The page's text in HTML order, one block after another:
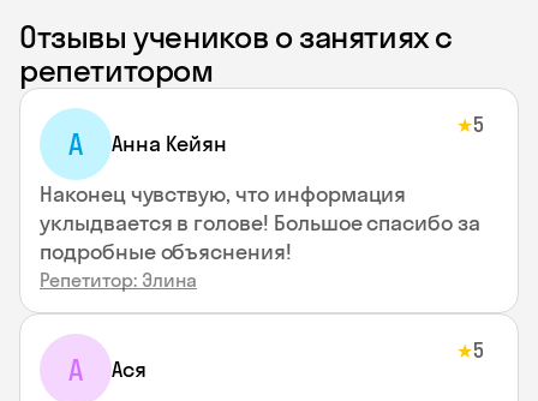
Отзывы учеников о занятиях с
репетитором
А Анна Кейян
★5
Наконец чувствую, что информация
уклыдвается в голове! Большое спасибо за
подробные объяснения!
Репетитор: Элина
А Ася
★5